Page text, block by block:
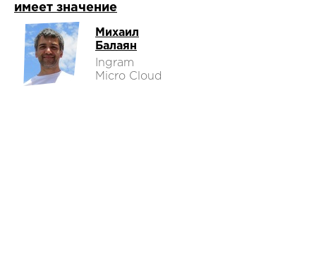
имеет значение
Михаил
Балаян
Ingram
Micro Cloud